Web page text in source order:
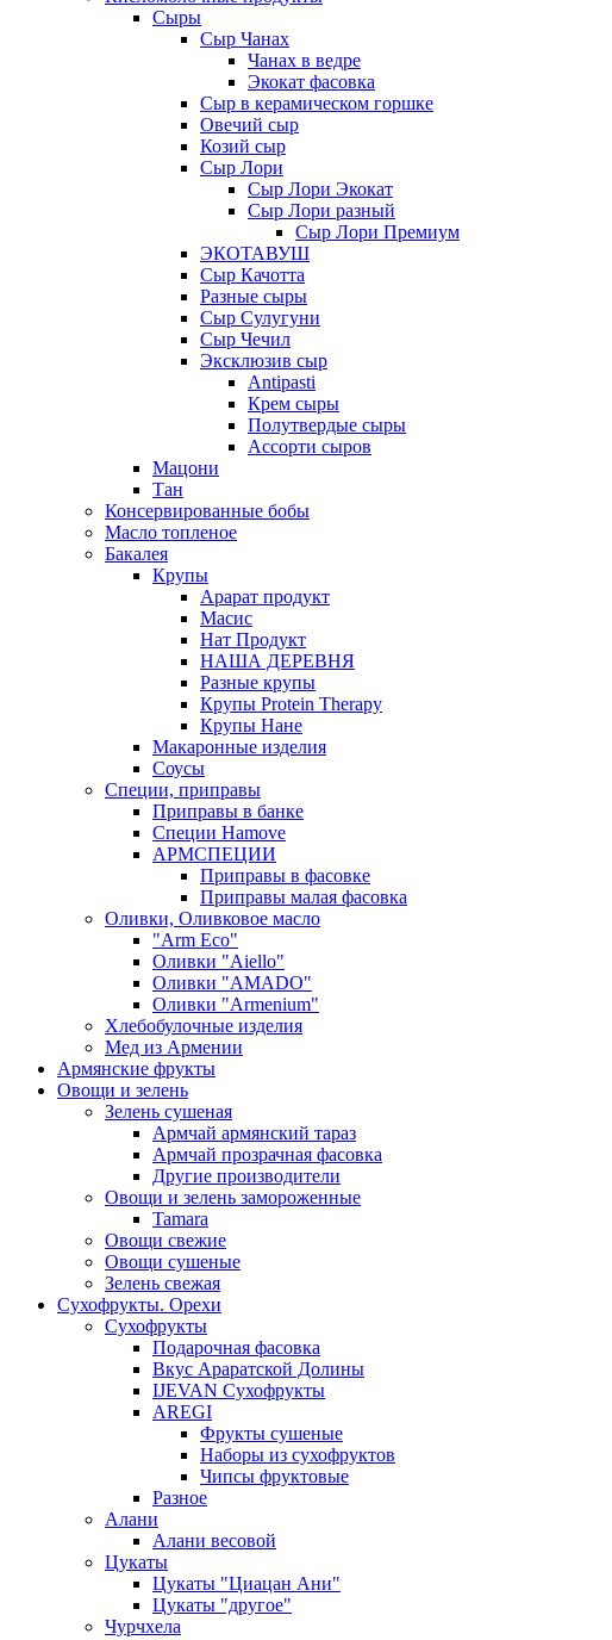
Сыры
Сыр Чанах
Чанах в ведре
Экокат фасовка
Сыр в керамическом горшке
Овечий сыр
Козий сыр
Сыр Лори
Сыр Лори Экокат
Сыр Лори разный
Сыр Лори Премиум
ЭКОТАВУШ
Сыр Качотта
Разные сыры
Сыр Сулугуни
Сыр Чечил
Эксклюзив сыр
Antipasti
Крем сыры
Полутвердые сыры
Ассорти сыров
Мацони
Тан
Консервированные бобы
Масло топленое
Бакалея
Крупы
Арарат продукт
Масис
Нат Продукт
НАША ДЕРЕВНЯ
Разные крупы
Крупы Protein Therapy
Крупы Нане
Макаронные изделия
Соусы
Специи, приправы
Приправы в банке
Специи Hamove
АРМСПЕЦИИ
Приправы в фасовке
Приправы малая фасовка
Оливки, Оливковое масло
"Arm Eco"
Оливки "Aiello"
Оливки "AMADO"
Оливки "Armenium"
Хлебобулочные изделия
Мед из Армении
Армянские фрукты
Овощи и зелень
Зелень сушеная
Армчай армянский тараз
Армчай прозрачная фасовка
Другие производители
Овощи и зелень замороженные
Tamara
Овощи свежие
Овощи сушеные
Зелень свежая
Сухофрукты. Орехи
Сухофрукты
Подарочная фасовка
Вкус Араратской Долины
IJEVAN Сухофрукты
AREGI
Фрукты сушеные
Наборы из сухофруктов
Чипсы фруктовые
Разное
Алани
Алани весовой
Цукаты
Цукаты "Циацан Ани"
Цукаты "другое"
Чурчхела